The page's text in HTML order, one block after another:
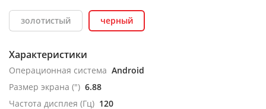
золотистый черный
Характеристики
Операционная система Android
Размер экрана (") 6.88
Частота дисплея (Гц) 120